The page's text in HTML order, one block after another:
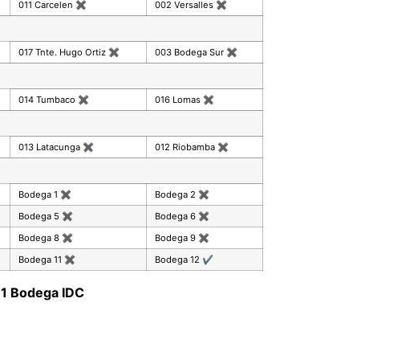
011 Carcelen ✖ 002 Versalles ✖
017 Tnte. Hugo Ortiz ✖ 003 Bodega Sur ✖
014 Tumbaco ✖ 016 Lomas ✖
013 Latacunga ✖ 012 Riobamba ✖
Bodega 1 ✖ Bodega 2 ✖
Bodega 5 ✖ Bodega 6 ✖
Bodega 8 ✖ Bodega 9 ✖
Bodega 11 ✖ Bodega 12 ✔
1 Bodega IDC